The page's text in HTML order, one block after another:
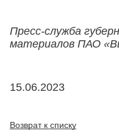
Пресс-служба
материалов ПАО
15.06.2023
Возврат к списку